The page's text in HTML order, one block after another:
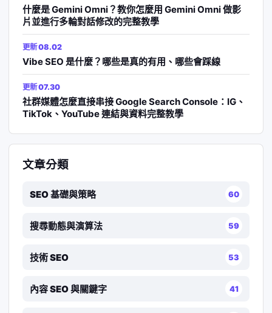
什麼是 Gemini Omni？教你怎麼用 Gemini Omni 做影
片並進行多輪對話修改的完整教學
更新 08.02
Vibe SEO 是什麼？哪些是真的有用、哪些會踩線
更新 07.30
社群媒體怎麼直接串接 Google Search Console：IG、
TikTok、YouTube 連結與資料完整教學
文章分類
SEO 基礎與策略 60
搜尋動態與演算法 59
技術 SEO 53
內容 SEO 與關鍵字 41